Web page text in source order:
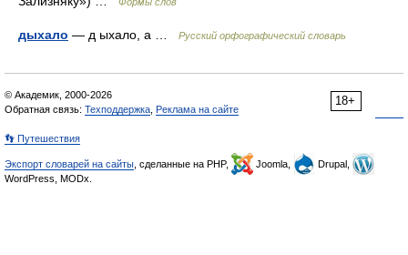
дыхало — д ыхало, а … Русский орфографический словарь
18+
© Академик, 2000-2026
Обратная связь: Техподдержка Реклама на сайте
👣 Путешествия
Экспорт словарей на сайты , сделанные на PHP, Joomla,
Drupal,
WordPress, MODx.